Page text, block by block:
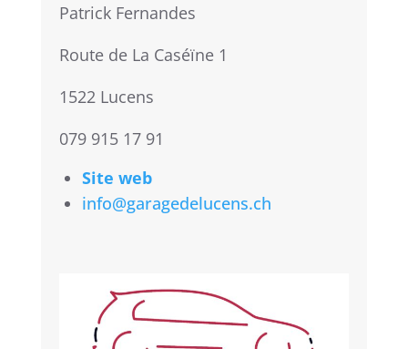
Patrick Fernandes
Route de La Caséïne 1
1522 Lucens
079 915 17 91
Site web
info@garagedelucens.ch